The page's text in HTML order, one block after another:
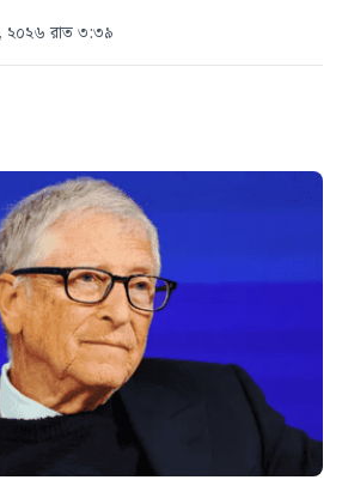
রাত ৩:৩৯